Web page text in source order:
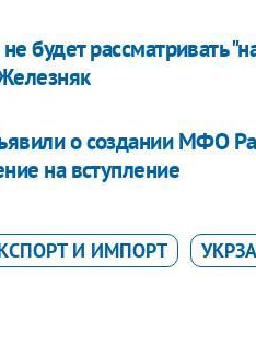
будет рассматривать
о создании МФО
на вступление
И ИМПОРТ